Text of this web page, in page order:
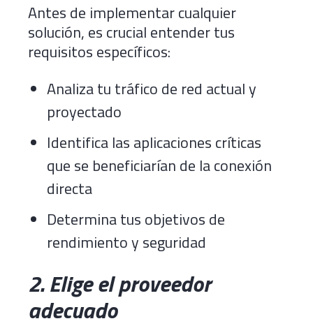
Antes de implementar cualquier
solución, es crucial entender tus
requisitos específicos:
Analiza tu tráfico de red actual y
proyectado
Identifica las aplicaciones críticas
que se beneficiarían de la conexión
directa
Determina tus objetivos de
rendimiento y seguridad
2. Elige el proveedor
adecuado